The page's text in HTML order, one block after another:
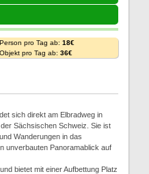
Person pro Tag ab: 18€
Objekt pro Tag ab: 36€
sich direkt am Elbradweg in
Sächsischen Schweiz. Sie ist
Wanderungen in das
unverbauten Panoramablick auf
bietet mit einer Aufbettung Platz